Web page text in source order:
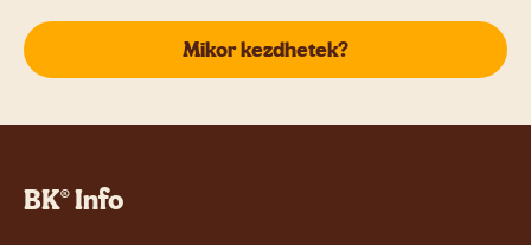
Mikor kezdhetek?
BK® Info